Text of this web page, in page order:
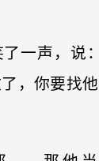
一声，说
，你要找